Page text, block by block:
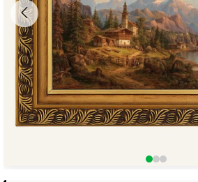
pintores renomados, resgatando artes reais
das obras doséculo XIX. Produção artesanal
molduras emMadeira Maciçae impressão
QUALIDADE DE MUSEU
Curadoria das Campanhas
A seleção de obras-primas apresentadas